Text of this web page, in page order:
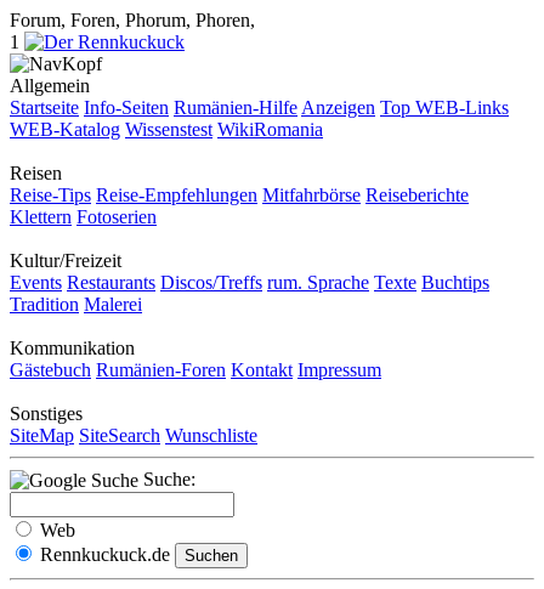
Forum, Foren, Phorum, Phoren,
1
Allgemein
Startseite Info-Seiten Rumänien-Hilfe Anzeigen Top WEB-Links
WEB-Katalog Wissenstest WikiRomania
Reisen
Reise-Tips Reise-Empfehlungen Mitfahrbörse Reiseberichte
Klettern Fotoserien
Kultur/Freizeit
Events Restaurants Discos/Treffs rum. Sprache Texte Buchtips
Tradition Malerei
Kommunikation
Gästebuch Rumänien-Foren Kontakt Impressum
Sonstiges
SiteMap SiteSearch Wunschliste
Suche:
Web
Rennkuckuck.de